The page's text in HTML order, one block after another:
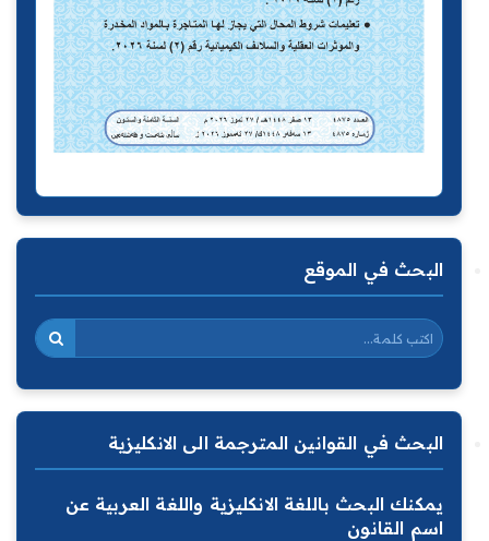
البحث في الموقع
البحث في القوانين المترجمة الى الانكليزية
يمكنك البحث باللغة الانكليزية واللغة العربية عن
اسم القانون